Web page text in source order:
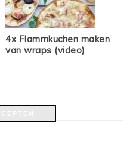
4x Flammkuchen maken
van wraps (video)